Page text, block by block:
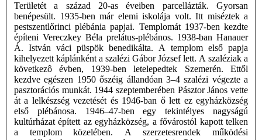
Területét a század 20-as éveiben parcellázták. Gyorsan
benépesült. 1935-ben már elemi iskolája volt. Itt miséztek a
pestszentlőrinci plébánia papjai. Templomát 1937-ben kezdte
építeni Vereczkey Béla prelátus-plébános. 1938-ban Hanauer
Á. István váci püspök benedikálta. A templom első papja
kihelyezett káplánként a szalézi Gábor József lett. A szaléziak a
következô évben, 1939-ben letelepedtek Szemerén. Ettől
kezdve egészen 1950 őszéig állandóan 3–4 szalézi végezte a
pasztorációs munkát. 1944 szeptemberében Pásztor János vette
át a lelkészség vezetését és 1946-ban ő lett ez egyházközség
első plébánosa. 1946–47-ben egy tekintélyes nagyságú
kultúrházat épített az egyházközség, a fővárostól kapott telken
a templom közelében. A szerzetesrendek működési